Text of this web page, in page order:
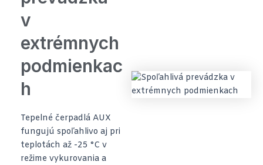
v
extrémnych
podmienkac
h
Tepelné čerpadlá AUX
fungujú spoľahlivo aj pri
teplotách až -25 °C v
režime vykurovania a